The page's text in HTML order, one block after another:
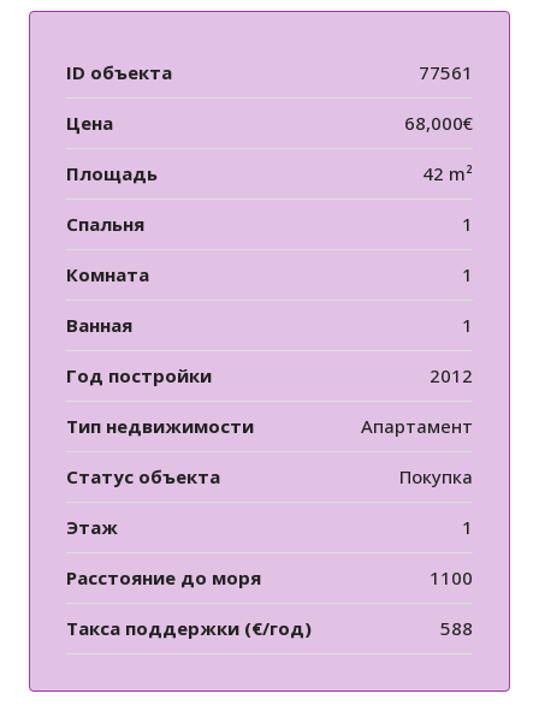
ID объекта 77561
Цена 68,000€
Площадь 42 m²
Спальня 1
Комната 1
Ванная 1
Год постройки 2012
Тип недвижимости Апартамент
Статус объекта Покупка
Этаж 1
Расстояние до моря 1100
Такса поддержки (€/год) 588